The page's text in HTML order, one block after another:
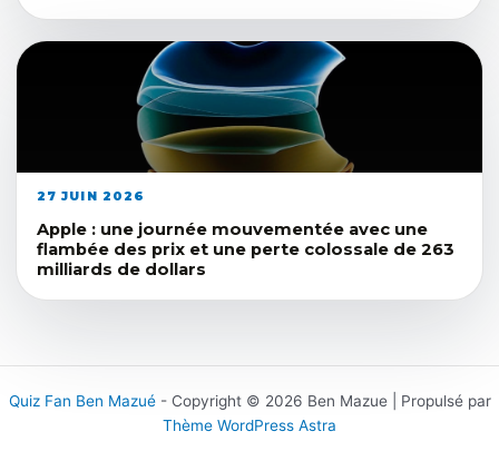
27 JUIN 2026
Apple : une journée mouvementée avec une
flambée des prix et une perte colossale de 263
milliards de dollars
Quiz Fan Ben Mazué- Copyright © 2026 Ben Mazue | Propulsé par
Thème WordPress Astra